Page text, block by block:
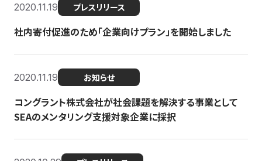
2020.11.19 プレスリリース
社内寄付促進のため「企業向けプラン」を開始しました
2020.11.19 お知らせ
コングラント株式会社が社会課題を解決する事業として
SEAのメンタリング支援対象企業に採択